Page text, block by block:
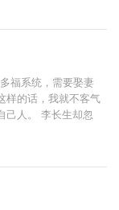
像只针对他。 跟他
，凭什么他一个
来啊！ 不过好在，
天改命，变成alpha
逃脱不了那个混蛋
无情嘲笑：“宝贝，
你现在可是我的专
” “是吗？”池影拿大
，你可成鳏夫了！”
帅：“你敢！” 但是
，只能将他宠到骨
不会离开他了吧？
福系统，需要娶妻
样的话，我就不客气
己人。 李长生却忽